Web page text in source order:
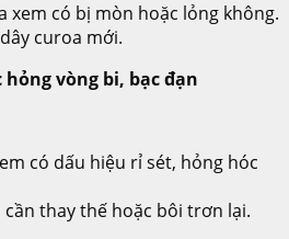
xem có bị mòn hoặc lỏng không.
curoa mới.
vòng bi, bạc đạn
có dấu hiệu rỉ sét, hỏng hóc
cần thay thế hoặc bôi trơn lại.